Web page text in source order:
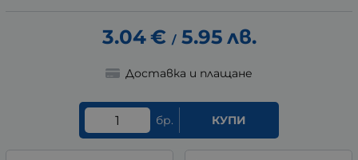
3.04€ / 5.95 лв.
Доставка и плащане
бр. КУПИ